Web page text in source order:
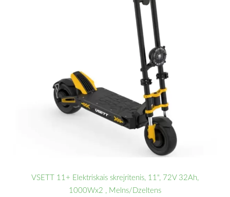
VSETT 11+ Elektriskais skrejritenis, 11", 72V 32Ah,
1000Wx2 , Melns/Dzeltens